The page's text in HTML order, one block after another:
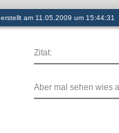
erstellt am 11.05.2009 um 15:44:31
Zitat:
Aber mal sehen wies